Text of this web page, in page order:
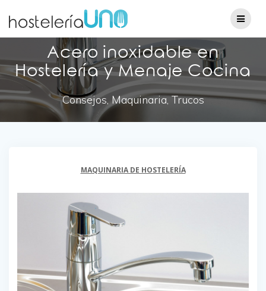
Acero inoxidable en
Hostelería y Menaje Cocina
Consejos, Maquinaria, Trucos
MAQUINARIA DE HOSTELERÍA